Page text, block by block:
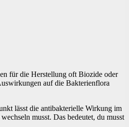
für die Herstellung oft Biozide oder
auf die Bakterienflora
lässt die antibakterielle Wirkung im
musst. Das bedeutet, du musst